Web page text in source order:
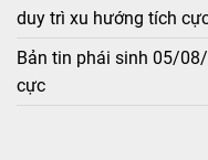
duy trì xu hướng tích
Bản tin phái sinh 05/
cực